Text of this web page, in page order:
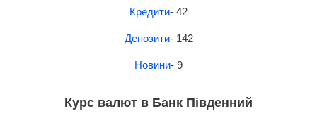
Кредити- 42
Депозити- 142
Новини- 9
Курс валют в Банк Південний